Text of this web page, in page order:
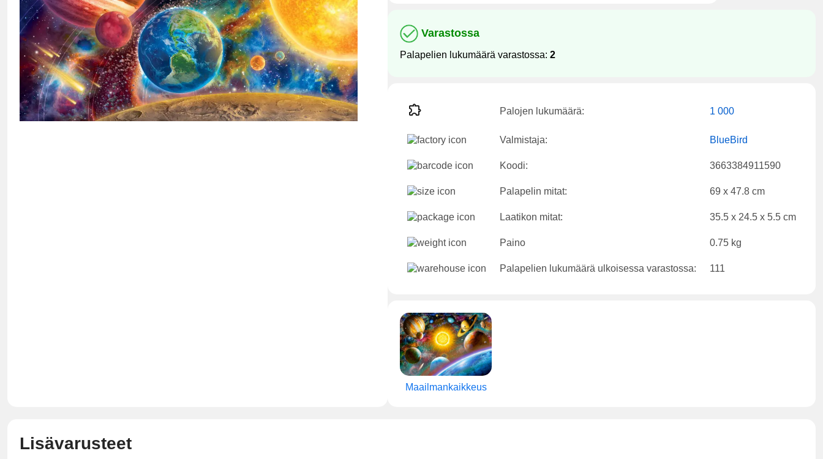
Varastossa
Palapelien lukumäärä varastossa: 2
Palojen lukumäärä: 1 000
Valmistaja: BlueBird
Koodi: 3663384911590
Palapelin mitat: 69 x 47.8 cm
Laatikon mitat: 35.5 x 24.5 x 5.5 cm
Paino 0.75 kg
Palapelien lukumäärä ulkoisessa varastossa: 111
Maailmankaikkeus
Lisävarusteet